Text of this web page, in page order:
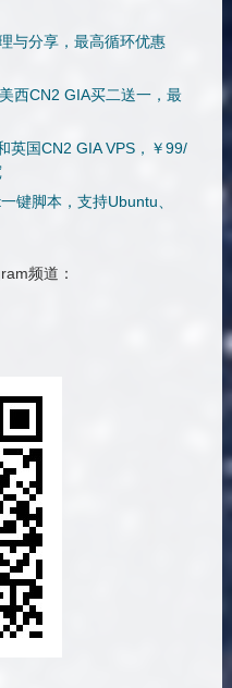
与分享，最高循环优惠
西CN2 GIA买二送一，最
英国CN2 GIA VPS，￥99/
键脚本，支持Ubuntu、
频道：